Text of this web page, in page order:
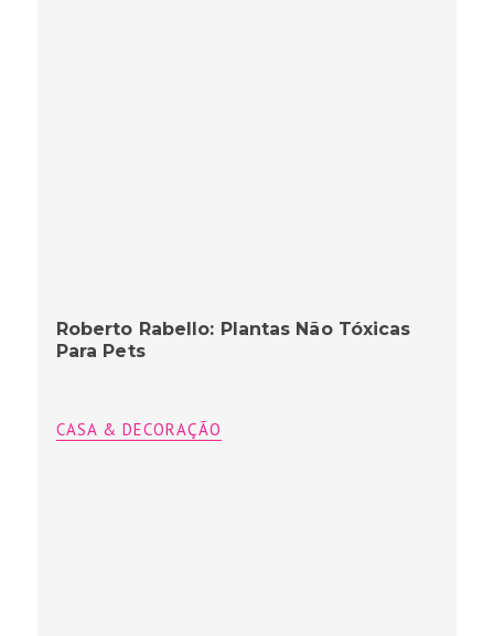
Roberto Rabello: Plantas Não Tóxicas
Para Pets
CASA & DECORAÇÃO